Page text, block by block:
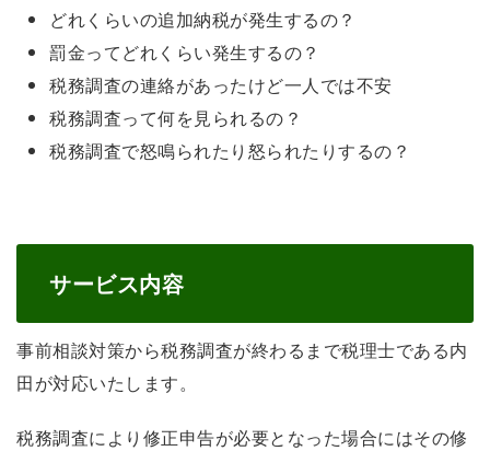
どれくらいの追加納税が発生するの？
罰金ってどれくらい発生するの？
税務調査の連絡があったけど一人では不安
税務調査って何を見られるの？
税務調査で怒鳴られたり怒られたりするの？
サービス内容
事前相談対策から税務調査が終わるまで税理士である内
田が対応いたします。
税務調査により修正申告が必要となった場合にはその修